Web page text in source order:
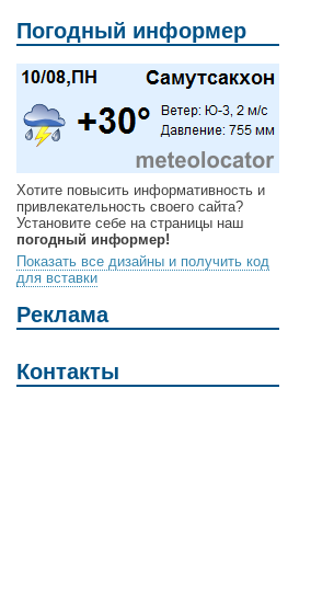
Погодный информер
Хотите повысить информативность и
привлекательность своего сайта?
Установите себе на страницы наш
погодный информер!
Показать все дизайны и получить код
для вставки
Реклама
Контакты